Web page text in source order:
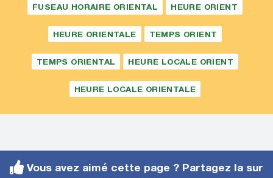
FUSEAU HORAIRE ORIENTAL HEURE ORIENT
HEURE ORIENTALE TEMPS ORIENT
TEMPS ORIENTAL HEURE LOCALE ORIENT
HEURE LOCALE ORIENTALE
Vous avez aimé cette page ? Partagez la sur